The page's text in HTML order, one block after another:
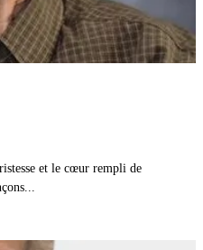
et le cœur rempli de